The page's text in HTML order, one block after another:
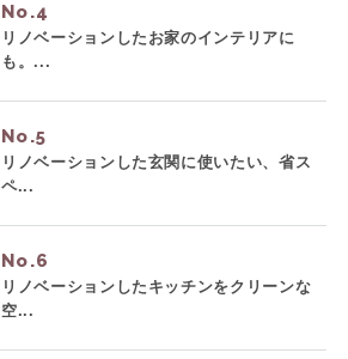
No.
リノベーションしたお家のインテリアに
も。...
No.
リノベーションした玄関に使いたい、省ス
ペ...
No.
リノベーションしたキッチンをクリーンな
空...